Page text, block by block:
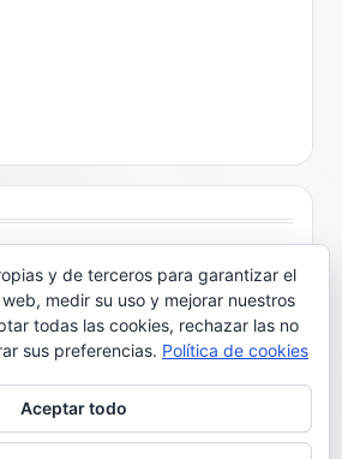
y de terceros para garantizar el
medir su uso y mejorar nuestros
todas las cookies, rechazar las no
sus preferencias. Política de cookies
Aceptar todo